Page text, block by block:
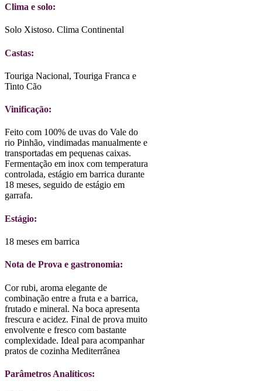
Clima e solo:
Solo Xistoso. Clima Continental
Castas:
Touriga Nacional, Touriga Franca e
Tinto Cão
Vinificação:
Feito com 100% de uvas do Vale do
rio Pinhão, vindimadas manualmente e
transportadas em pequenas caixas.
Fermentação em inox com temperatura
controlada, estágio em barrica durante
18 meses, seguido de estágio em
garrafa.
Estágio:
18 meses em barrica
Nota de Prova e gastronomia:
Cor rubi, aroma elegante de
combinação entre a fruta e a barrica,
frutado e mineral. Na boca apresenta
frescura e acidez. Final de prova muito
envolvente e fresco com bastante
complexidade. Ideal para acompanhar
pratos de cozinha Mediterrânea
Parâmetros Analíticos: